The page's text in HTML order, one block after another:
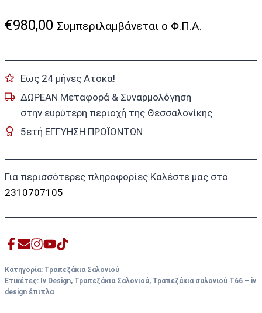
€980,00 Συμπεριλαμβάνεται ο Φ.Π.Α.
Εως 24 μήνες Ατοκα!
ΔΩΡΕΑΝ Μεταφορά & Συναρμολόγηση
στην ευρύτερη περιοχή της Θεσσαλονίκης
5ετή ΕΓΓΥΗΣΗ ΠΡΟΪΟΝΤΩΝ
Για περισσότερες πληροφορίες Καλέστε μας στο
2310707105
Κατηγορία: Τραπεζάκια Σαλονιού
Ετικέτες: Iv Design, Τραπεζάκια Σαλονιού, Τραπεζάκια σαλονιού Τ66 – iv
design έπιπλα